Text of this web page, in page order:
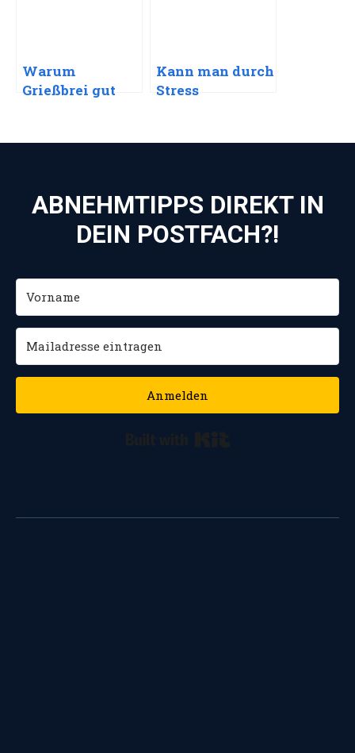
Warum
Grießbrei gut
Kann man durch
Stress
ABNEHMTIPPS DIREKT IN
DEIN POSTFACH?!
Anmelden